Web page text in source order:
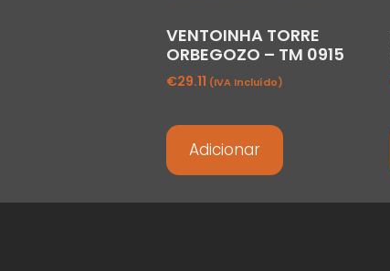
VENTOINHA TORRE
ORBEGOZO – TM 0915
€29.11 (IVA Incluído)
Adicionar